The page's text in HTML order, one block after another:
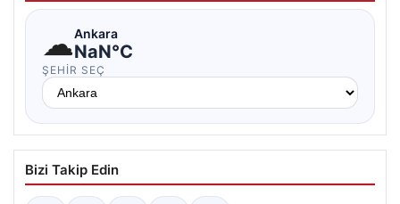
☁Ankara
NaN°C
ŞEHIR SEÇ
Bizi Takip Edin